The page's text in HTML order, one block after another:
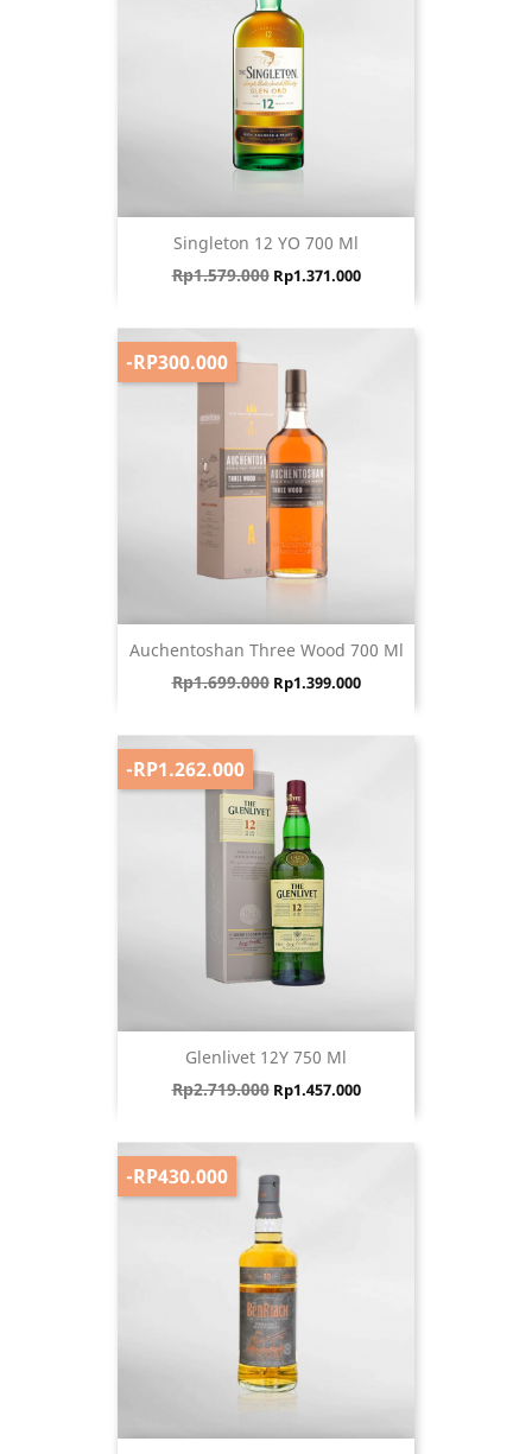
Singleton 12 YO 700 Ml
Harga biasa
Rp1.579.000 Harga
Rp1.371.000
Auchentoshan Three Wood 700 Ml
Harga biasa
Rp1.699.000 Harga
Rp1.399.000
-RP300.000
Glenlivet 12Y 750 Ml
Harga biasa
Rp2.719.000 Harga
Rp1.457.000
-RP1.262.000
-RP430.000